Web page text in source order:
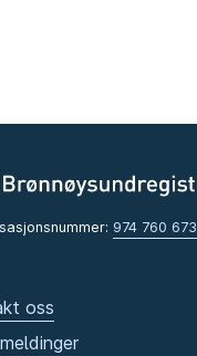
974 760 673
oss